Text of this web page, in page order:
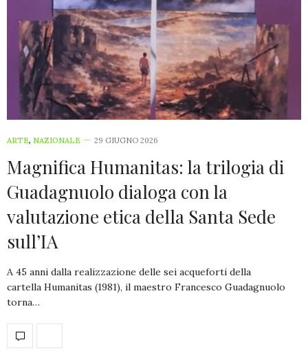
ARTE, NAZIONALE 29 GIUGNO 2026
Magnifica Humanitas: la trilogia di
Guadagnuolo dialoga con la
valutazione etica della Santa Sede
sull’IA
A 45 anni dalla realizzazione delle sei acqueforti della
cartella Humanitas (1981), il maestro Francesco Guadagnuolo
torna…